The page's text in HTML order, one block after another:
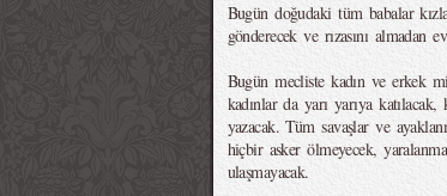
Bugün doğudaki tüm babalar
gönderecek ve rızasını almadan
Bugün mecliste kadın ve erkek
kadınlar da yarı yarıya
yazacak. Tüm savaşlar ve
hiçbir asker ölmeyecek,
ulaşmayacak.